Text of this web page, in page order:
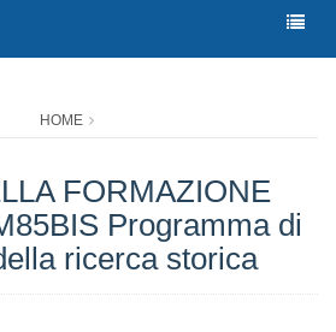
HOME
FORMAZIONE
Programma di
ricerca storica